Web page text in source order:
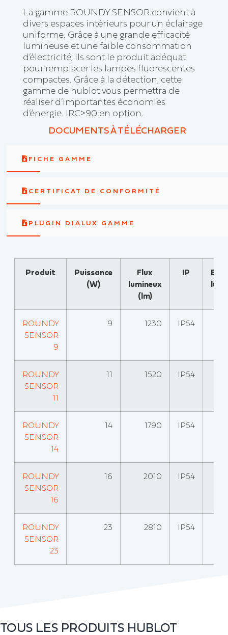
La gamme ROUNDY SENSOR convient à
divers espaces intérieurs pour un éclairage
uniforme. Grâce à une grande efficacité
lumineuse et une faible consommation
d’électricité, ils sont le produit adéquat
pour remplacer les lampes fluorescentes
compactes. Grâce à la détection, cette
gamme de hublot vous permettra de
réaliser d’importantes économies
d’énergie. IRC>90 en option.
DOCUMENTS À TÉLÉCHARGER
FICHE GAMME
CERTIFICAT DE CONFORMITÉ
PLUGIN DIALUX GAMME
Produit
Puissance
(W)
Flux
lumineux
(lm)
IP
ROUNDY
SENSOR
9
9 1230 IP54
ROUNDY
SENSOR
11
11 1520 IP54
ROUNDY
SENSOR
14
14 1790 IP54
ROUNDY
SENSOR
16
16 2010 IP54
ROUNDY
SENSOR
23
23 2810 IP54
TOUS LES PRODUITS HUBLOT